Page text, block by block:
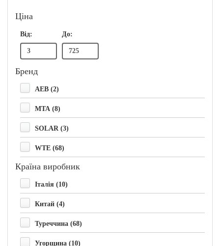
Ціна
Від: До:
Бренд
AEB (2)
MTA (8)
SOLAR (3)
WTE (68)
Країна виробник
Італія (10)
Китай (4)
Туреччина (68)
Угорщина (10)